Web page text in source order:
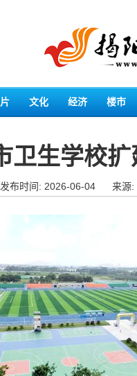
文化 经济 楼市
卫生学校
发布时间: 2026-06-04 来源: